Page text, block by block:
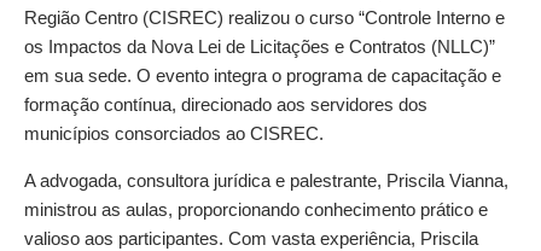
Região Centro (CISREC) realizou o curso “Controle Interno e
os Impactos da Nova Lei de Licitações e Contratos (NLLC)”
em sua sede. O evento integra o programa de capacitação e
formação contínua, direcionado aos servidores dos
municípios consorciados ao CISREC.
A advogada, consultora jurídica e palestrante, Priscila Vianna,
ministrou as aulas, proporcionando conhecimento prático e
valioso aos participantes. Com vasta experiência, Priscila